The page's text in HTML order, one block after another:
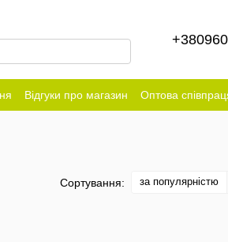
Відгуки про магазин Оптова
Сортування: за популярністю